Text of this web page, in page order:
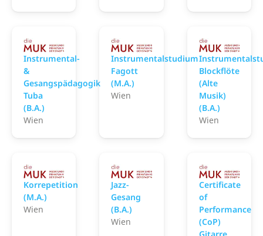
MUK - Musik und Kunst Privatuniversität der
Instrumental-
&
Gesangspädagogik
Tuba
(B.A.)
Wien
MUK - Musik und Kunst
Instrumentalstudium
Fagott
(M.A.)
Wien
Blockflöte
(Alte
Musik)
(B.A.)
Wien
MUK - Musik und Kunst Privatuniversität der
Korrepetition
(M.A.)
Wien
MUK - Musik und Kunst
Jazz-
Gesang
(B.A.)
Wien
Certificate
of
Performance
(CoP)